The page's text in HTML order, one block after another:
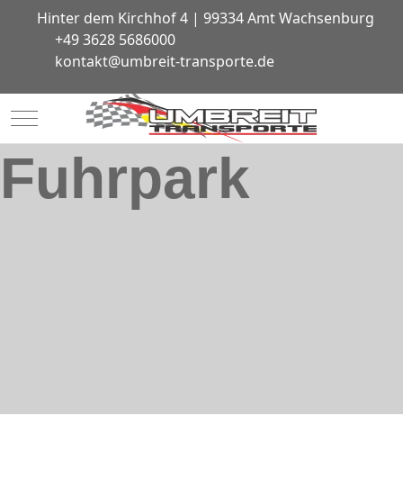
Hinter dem Kirchhof 4 | 99334 Amt Wachsenburg
+49 3628 5686000
kontakt@umbreit-transporte.de
Mobile Menu Toggle
Fuhrpark